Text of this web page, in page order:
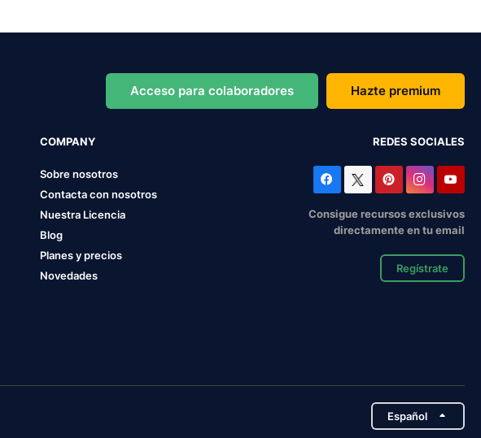
Acceso para colaboradores Hazte premium
COMPANY
Sobre nosotros
Contacta con nosotros
Nuestra Licencia
Blog
Planes y precios
Novedades
REDES SOCIALES
Consigue recursos exclusivos
directamente en tu email
Regístrate
Español